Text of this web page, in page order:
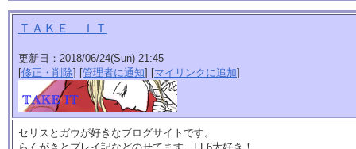
ＴＡＫＥ ＩＴ
更新日：2018/06/24(Sun) 21:45
[修正・削除] [管理者に通知] [マイリンクに追加]
セリスとガウが好きなブログサイトです。